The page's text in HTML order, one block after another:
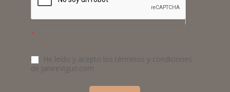
*
He leído y acepto los términos y condiciones
de JanireViguri.com